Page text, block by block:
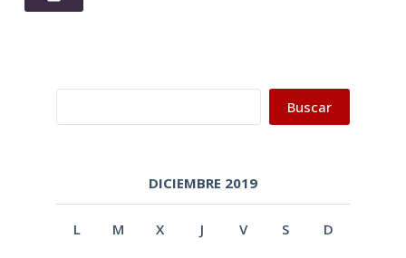
Buscar
DICIEMBRE 2019
L M X J V S D